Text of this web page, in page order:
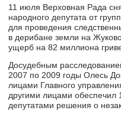
11 июля Верховная Рада
народного депутата от
для проведения
в дерибане земли на
ущерб на 82 миллиона
Досудебным
2007 по 2009 годы Олесь
лицами Главного
другими лицами обеспечил
депутатами решения о